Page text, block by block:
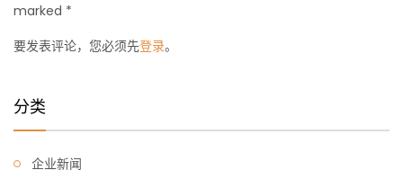
marked *
要发表评论，您必须先登录。
分类
企业新闻